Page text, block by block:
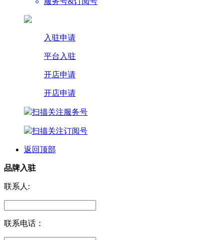
入驻申请
平台入驻
开店申请
开店申请
扫描关注服务号
扫描关注订阅号
返回顶部
品牌入驻
联系人:
联系电话：